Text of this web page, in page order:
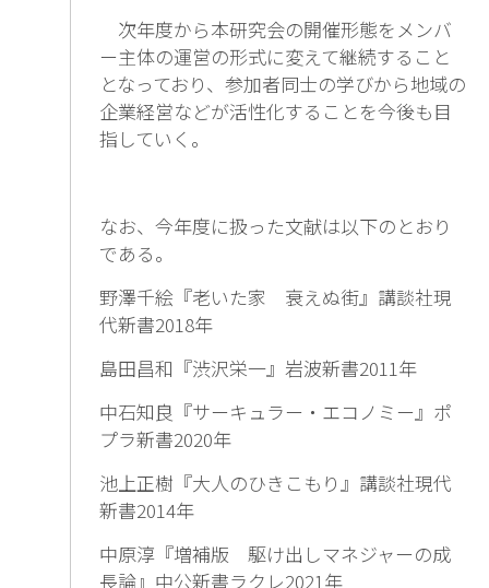
次年度から本研究会の開催形態をメンバ
ー主体の運営の形式に変えて継続すること
となっており、参加者同士の学びから地域の
企業経営などが活性化することを今後も目
指していく。
なお、今年度に扱った文献は以下のとおり
である。
野澤千絵『老いた家 衰えぬ街』講談社現
代新書2018年
島田昌和『渋沢栄一』岩波新書2011年
中石知良『サーキュラー・エコノミー』ポ
プラ新書2020年
池上正樹『大人のひきこもり』講談社現代
新書2014年
中原淳『増補版 駆け出しマネジャーの成
長論』中公新書ラクレ2021年